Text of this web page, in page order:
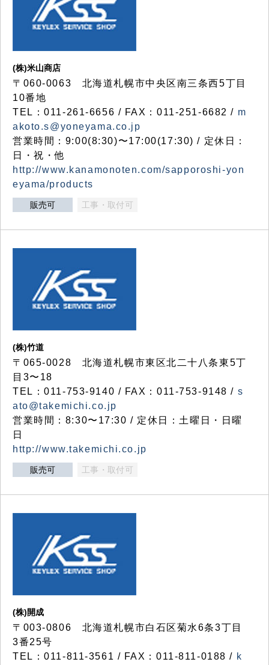
(株)米山商店
〒060-0063 北海道札幌市中央区南三条西5丁目
10番地
TEL：011-261-6656 / FAX：011-251-6682 / m
akoto.s@yoneyama.co.jp
営業時間：9:00(8:30)〜17:00(17:30) / 定休日：
日・祝・他
http://www.kanamonoten.com/sapporoshi-yon
eyama/products
販売可 工事・取付可
(株)竹道
〒065-0028 北海道札幌市東区北二十八条東5丁
目3〜18
TEL：011-753-9140 / FAX：011-753-9148 / s
ato@takemichi.co.jp
営業時間：8:30〜17:30 / 定休日：土曜日・日曜
日
http://www.takemichi.co.jp
販売可 工事・取付可
(株)開成
〒003-0806 北海道札幌市白石区菊水6条3丁目
3番25号
TEL：011-811-3561 / FAX：011-811-0188 / k